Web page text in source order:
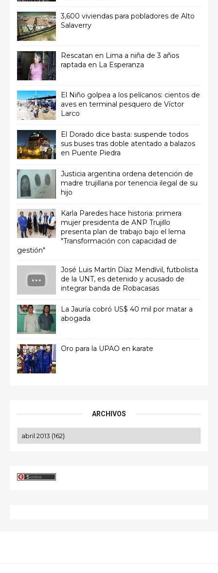
3,600 viviendas para pobladores de Alto
Salaverry
Rescatan en Lima a niña de 3 años
raptada en La Esperanza
El Niño golpea a los pelícanos: cientos de
aves en terminal pesquero de Víctor
Larco
El Dorado dice basta: suspende todos
sus buses tras doble atentado a balazos
en Puente Piedra
Justicia argentina ordena detención de
madre trujillana por tenencia ilegal de su
hijo
Karla Paredes hace historia: primera
mujer presidenta de ANP Trujillo
presenta plan de trabajo bajo el lema
"Transformación con capacidad de
gestión"
José Luis Martín Díaz Mendívil, futbolista
de la UNT, es detenido y acusado de
integrar banda de Robacasas
La Jauría cobró US$ 40 mil por matar a
abogada
Oro para la UPAO en karate
ARCHIVOS